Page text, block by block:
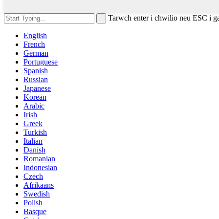
Tarwch enter i chwilio neu ESC i
English
French
German
Portuguese
Spanish
Russian
Japanese
Korean
Arabic
Irish
Greek
Turkish
Italian
Danish
Romanian
Indonesian
Czech
Afrikaans
Swedish
Polish
Basque